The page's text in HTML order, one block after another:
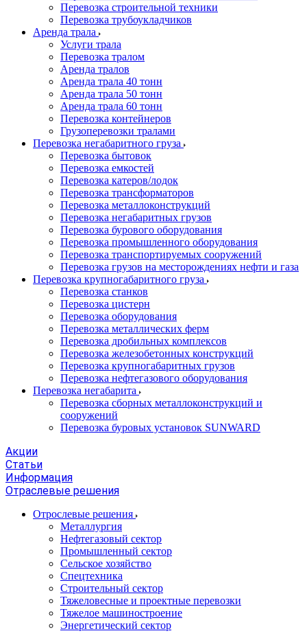
Перевозка строительной техники
Перевозка трубоукладчиков
Аренда трала
Услуги трала
Перевозка тралом
Аренда тралов
Аренда трала 40 тонн
Аренда трала 50 тонн
Аренда трала 60 тонн
Перевозка контейнеров
Грузоперевозки тралами
Перевозка негабаритного груза
Перевозка бытовок
Перевозка емкостей
Перевозка катеров/лодок
Перевозка трансформаторов
Перевозка металлоконструкций
Перевозка негабаритных грузов
Перевозка бурового оборудования
Перевозка промышленного оборудования
Перевозка транспортируемых сооружений
Перевозка грузов на месторождениях нефти и газа
Перевозка крупногабаритного груза
Перевозка станков
Перевозка цистерн
Перевозка оборудования
Перевозка металлических ферм
Перевозка дробильных комплексов
Перевозка железобетонных конструкций
Перевозка крупногабаритных грузов
Перевозка нефтегазового оборудования
Перевозка негабарита
Перевозка сборных металлоконструкций и
сооружений
Перевозка буровых установок SUNWARD
Акции
Статьи
Информация
Отраслевые решения
Отрослевые решения
Металлургия
Нефтегазовый сектор
Промышленный сектор
Сельское хозяйство
Спецтехника
Строительный сектор
Тяжеловесные и проектные перевозки
Тяжелое машиностроение
Энергетический сектор